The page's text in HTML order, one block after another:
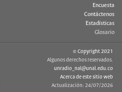
Encuesta
Contáctenos
Estadísticas
Glosario
© Copyright 2021
Algunos derechos reservados.
unradio_nal@unal.edu.co
Acerca de este sitio web
Actualización: 24/07/2026